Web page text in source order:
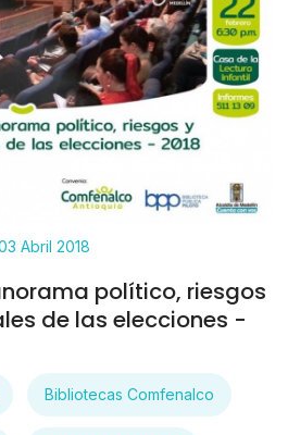
político, riesgos
de las elecciones -
Abril 2018
Bibliotecas Comfenalco